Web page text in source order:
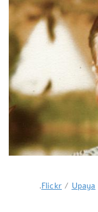
Flickr/ Upaya
.